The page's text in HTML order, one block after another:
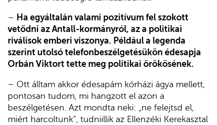
– Ha egyáltalán valami pozitívum fel szokott
vetődni az Antall-kormányról, az a politikai
riválisok emberi viszonya. Például a legenda
szerint utolsó telefonbeszélgetésükön édesapja
Orbán Viktort tette meg politikai örökösének.
– Ott álltam akkor édesapám kórházi ágya mellett,
pontosan tudom, mi hangzott el azon a
beszélgetésen. Azt mondta neki: „ne felejtsd el,
miért harcoltunk”, tudniillik az Ellenzéki Kerekasztal